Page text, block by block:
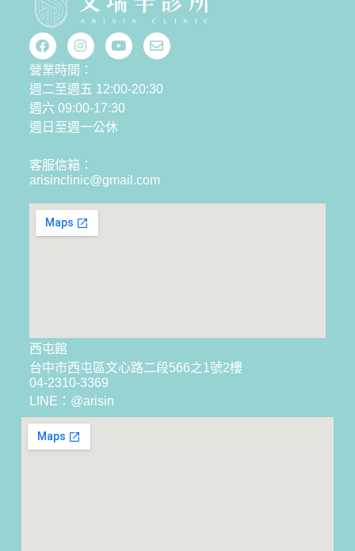
營業時間：
週二至週五 12:00-20:30
週六 09:00-17:30
週日至週一公休
客服信箱：
arisinclinic@gmail.com
西屯館
台中市西屯區文心路二段566之1號2樓
04-2310-3369
LINE：@arisin